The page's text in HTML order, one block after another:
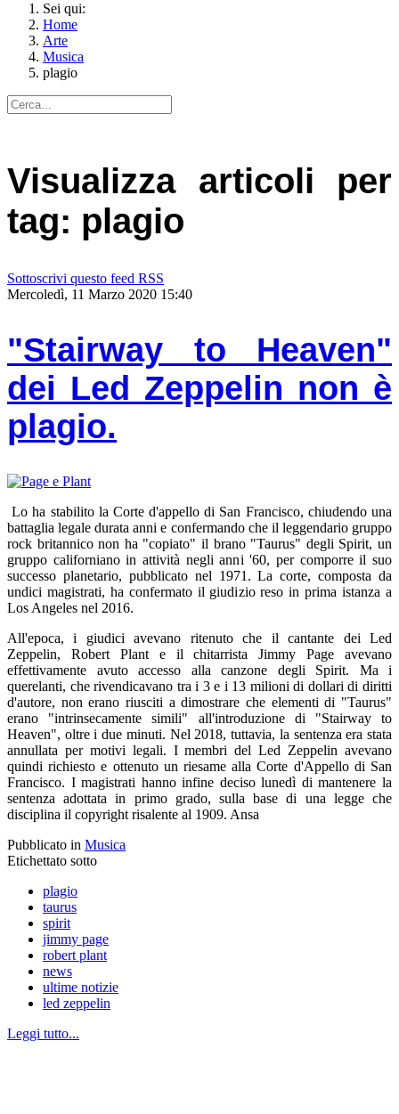
Sei qui:
Home
Arte
Musica
plagio
Visualizza articoli per
tag: plagio
Sottoscrivi questo feed RSS
Mercoledì, 11 Marzo 2020 15:40
"Stairway to Heaven"
dei Led Zeppelin non è
plagio.
Lo ha stabilito la Corte d'appello di San Francisco, chiudendo una
battaglia legale durata anni e confermando che il leggendario gruppo
rock britannico non ha "copiato" il brano "Taurus" degli Spirit, un
gruppo californiano in attività negli anni '60, per comporre il suo
successo planetario, pubblicato nel 1971. La corte, composta da
undici magistrati, ha confermato il giudizio reso in prima istanza a
Los Angeles nel 2016.
All'epoca, i giudici avevano ritenuto che il cantante dei Led
Zeppelin, Robert Plant e il chitarrista Jimmy Page avevano
effettivamente avuto accesso alla canzone degli Spirit. Ma i
querelanti, che rivendicavano tra i 3 e i 13 milioni di dollari di diritti
d'autore, non erano riusciti a dimostrare che elementi di "Taurus"
erano "intrinsecamente simili" all'introduzione di "Stairway to
Heaven", oltre i due minuti. Nel 2018, tuttavia, la sentenza era stata
annullata per motivi legali. I membri del Led Zeppelin avevano
quindi richiesto e ottenuto un riesame alla Corte d'Appello di San
Francisco. I magistrati hanno infine deciso lunedì di mantenere la
sentenza adottata in primo grado, sulla base di una legge che
disciplina il copyright risalente al 1909. Ansa
Pubblicato in Musica
Etichettato sotto
plagio
taurus
spirit
jimmy page
robert plant
news
ultime notizie
led zeppelin
Leggi tutto...